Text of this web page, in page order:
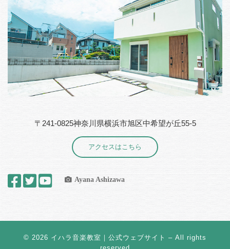
〒241-0825神奈川県横浜市旭区中希望が丘55-5
アクセスはこちら
Ayana Ashizawa
© 2026 イハラ音楽教室｜公式ウェブサイト – All rights